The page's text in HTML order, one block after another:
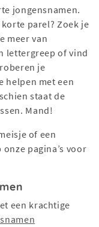
jongensnamen.
parel? Zoek je
meer van
lettergreep of vind
je
helpen met een
staat de
Mand!
of een
pagina’s voor
een krachtige